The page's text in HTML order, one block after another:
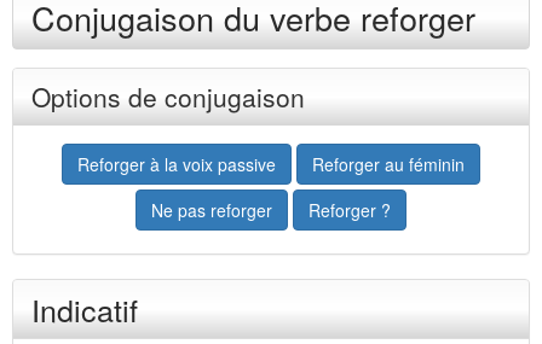
Conjugaison du verbe reforger
Options de conjugaison
Reforger à la voix passive
Reforger au féminin
Ne pas reforger
Reforger ?
Indicatif